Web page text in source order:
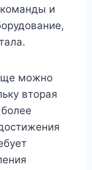
и
можно
вторая